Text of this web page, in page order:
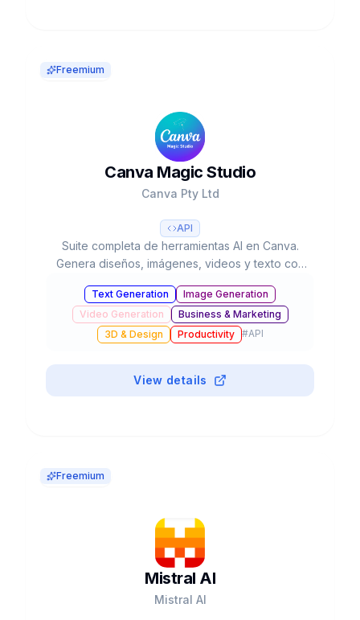
Freemium
Canva Magic Studio
Canva Pty Ltd
API
Suite completa de herramientas AI en Canva.
Genera diseños, imágenes, videos y texto con
en $42B.
Text Generation
Image Generation
Video Generation
Business & Marketing
3D & Design
Productivity #API
View details
Freemium
Mistral AI
Mistral AI